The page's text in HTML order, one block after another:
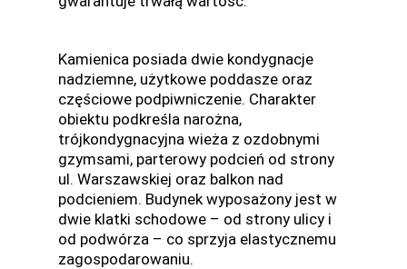
Kamienica posiada dwie kondygnacje
nadziemne, użytkowe poddasze oraz
częściowe podpiwniczenie. Charakter
obiektu podkreśla narożna,
trójkondygnacyjna wieża z ozdobnymi
gzymsami, parterowy podcień od strony
ul. Warszawskiej oraz balkon nad
podcieniem. Budynek wyposażony jest w
dwie klatki schodowe – od strony ulicy i
od podwórza – co sprzyja elastycznemu
zagospodarowaniu.